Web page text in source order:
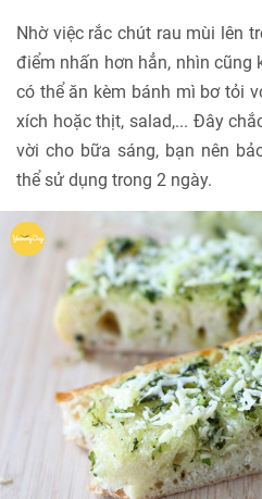
Nhờ việc rắc chút rau mùi lên
điểm nhấn hơn hẳn, nhìn cũng
có thể ăn kèm bánh mì bơ tỏi
xích hoặc thịt, salad,... Đây
vời cho bữa sáng, bạn nên
thể sử dụng trong 2 ngày.